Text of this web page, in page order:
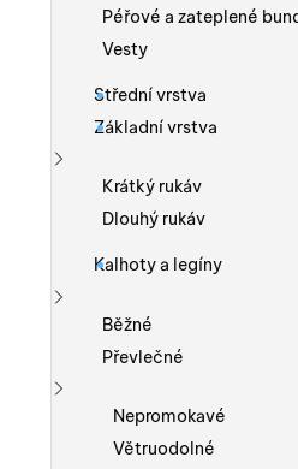
Péřové a zateplené
Vesty
Střední vrstva
Základní vrstva
Zobrazit více
Krátký rukáv
Dlouhý rukáv
Kalhoty a legíny
Zobrazit více
Běžné
Převlečné
Zobrazit více
Nepromokavé
Větruodolné